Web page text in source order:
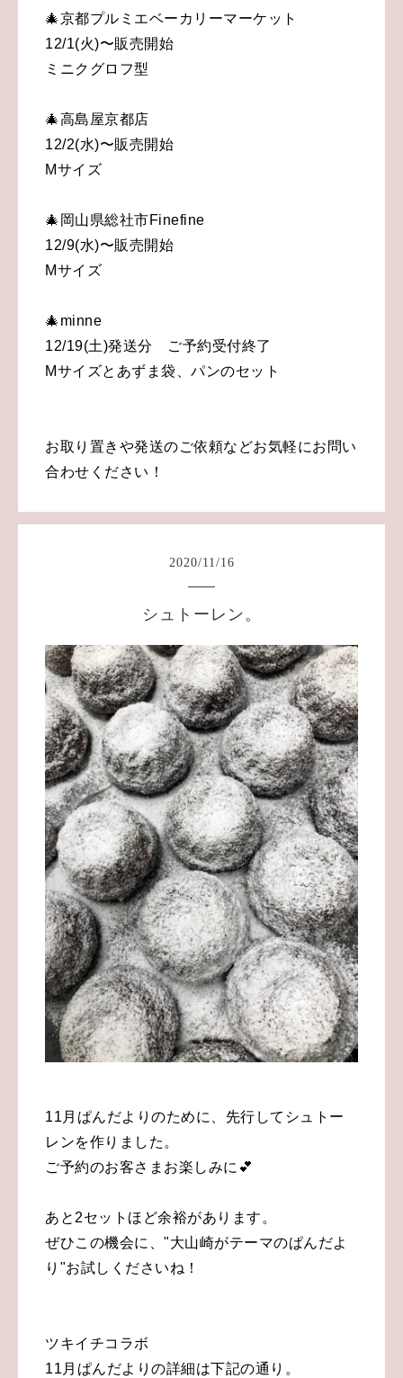
🎄京都プルミエベーカリーマーケット
12/1(火)〜販売開始
ミニクグロフ型
🎄高島屋京都店
12/2(水)〜販売開始
Mサイズ
🎄岡山県総社市Finefine
12/9(水)〜販売開始
Mサイズ
🎄minne
12/19(土)発送分 ご予約受付終了
Mサイズとあずま袋、パンのセット
お取り置きや発送のご依頼などお気軽にお問い
合わせください！
2020/11/16
シュトーレン。
11月ぱんだよりのために、先行してシュトー
レンを作りました。
ご予約のお客さまお楽しみに💕
あと2セットほど余裕があります。
ぜひこの機会に、"大山崎がテーマのぱんだよ
り"お試しくださいね！
ツキイチコラボ
11月ぱんだよりの詳細は下記の通り。